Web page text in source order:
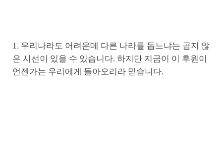
1. 우리나라도 어려운데 다른 나라를 돕느냐는 곱지 않
은 시선이 있을 수 있습니다. 하지만 지금이 이 후원이
언젠가는 우리에게 돌아오리라 믿습니다.